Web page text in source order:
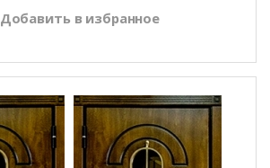
Добавить в избранное